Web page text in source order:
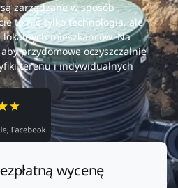
zarządzane w sposób
to nie tylko technologia, ale
mieszkańców. Na
przydomowe oczyszczalnie
terenu i indywidualnych
wycenę